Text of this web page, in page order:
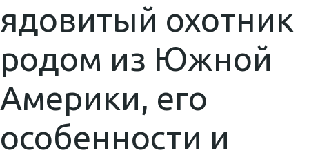
ядовитый охотник
родом из Южной
Америки, его
особенности и